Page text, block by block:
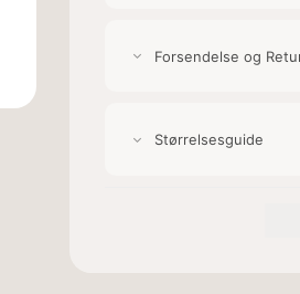
Forsendelse og
Størrelsesguide